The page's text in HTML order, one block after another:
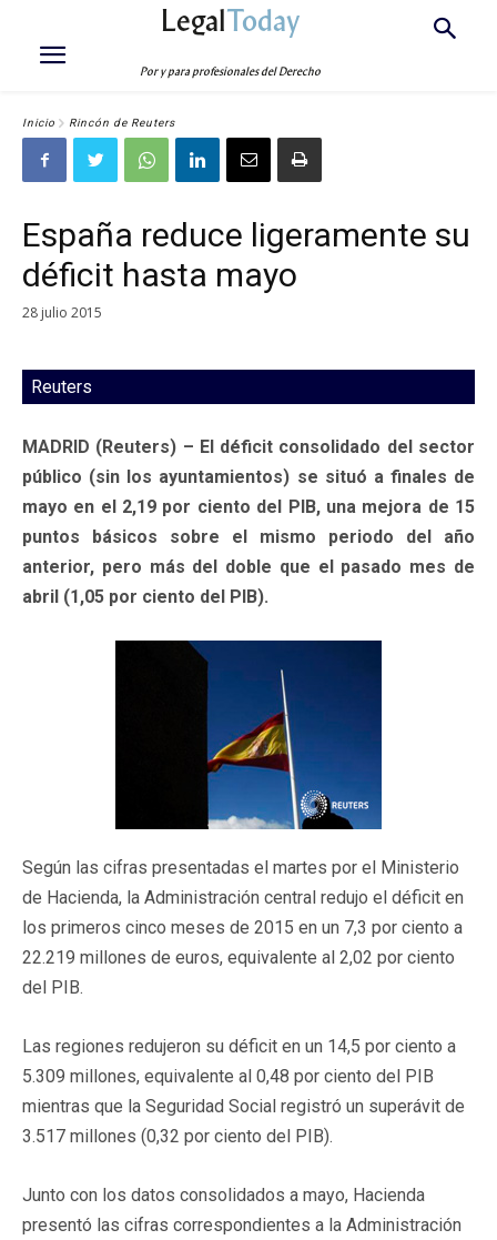
LegalToday
Por y para profesionales del Derecho
Inicio Rincón de Reuters
España reduce ligeramente su
déficit hasta mayo
28 julio 2015
Reuters
MADRID (Reuters) – El déficit consolidado del sector
público (sin los ayuntamientos) se situó a finales de
mayo en el 2,19 por ciento del PIB, una mejora de 15
puntos básicos sobre el mismo periodo del año
anterior, pero más del doble que el pasado mes de
abril (1,05 por ciento del PIB).
Según las cifras presentadas el martes por el Ministerio
de Hacienda, la Administración central redujo el déficit en
los primeros cinco meses de 2015 en un 7,3 por ciento a
22.219 millones de euros, equivalente al 2,02 por ciento
del PIB.
Las regiones redujeron su déficit en un 14,5 por ciento a
5.309 millones, equivalente al 0,48 por ciento del PIB
mientras que la Seguridad Social registró un superávit de
3.517 millones (0,32 por ciento del PIB).
Junto con los datos consolidados a mayo, Hacienda
presentó las cifras correspondientes a la Administración